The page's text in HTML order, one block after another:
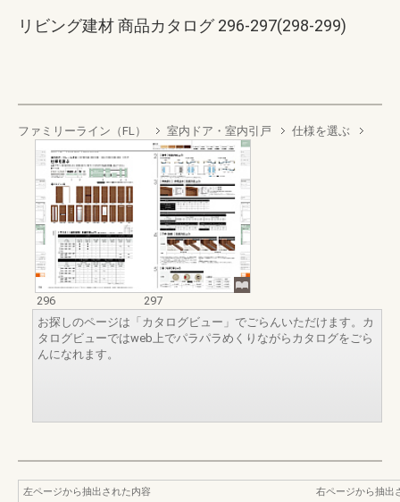
リビング建材 商品カタログ 296-297(298-299)
ファミリーライン（FL） 室内ドア・室内引戸 仕様を選ぶ
296
297
お探しのページは「カタログビュー」でごらんいただけます。カ
タログビューではweb上でパラパラめくりながらカタログをごら
んになれます。
左ページから抽出された内容
右ページから抽出